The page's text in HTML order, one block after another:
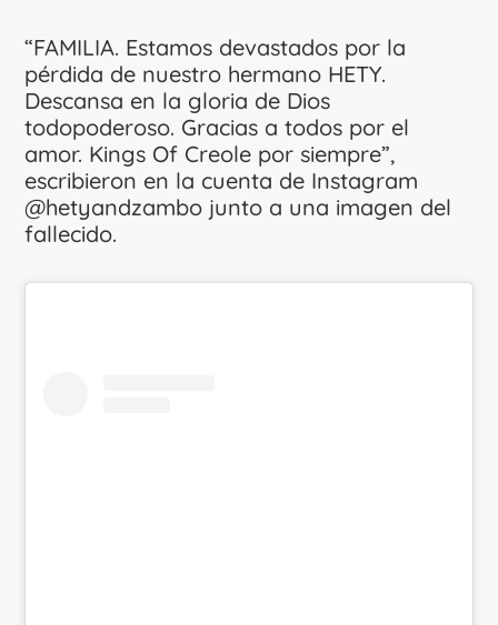
“FAMILIA. Estamos devastados por la
pérdida de nuestro hermano HETY.
Descansa en la gloria de Dios
todopoderoso. Gracias a todos por el
amor. Kings Of Creole por siempre”,
escribieron en la cuenta de Instagram
@hetyandzambo junto a una imagen del
fallecido.